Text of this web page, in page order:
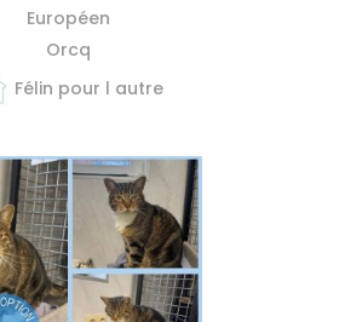
Européen
Orcq
Félin pour l autre